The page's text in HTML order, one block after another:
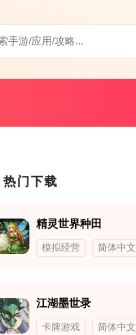
热门下载
精灵世界种田
模拟经营 简体中文
江湖墨世录
卡牌游戏 简体中文